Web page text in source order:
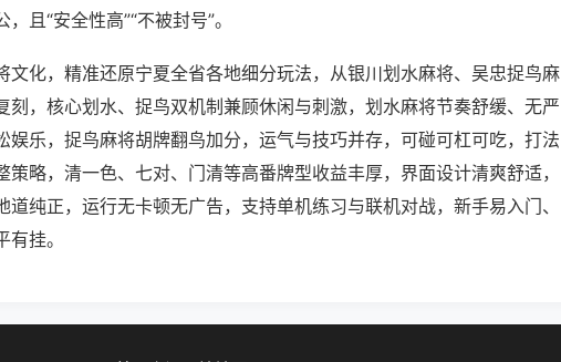
且“安全性高”“不被封号”。
文化，精准还原宁夏全省各地细分玩法，从银川划水麻将、吴忠捉鸟麻
刻，核心划水、捉鸟双机制兼顾休闲与刺激，划水麻将节奏舒缓、无严
娱乐，捉鸟麻将胡牌翻鸟加分，运气与技巧并存，可碰可杠可吃，打法
策略，清一色、七对、门清等高番牌型收益丰厚，界面设计清爽舒适，
道纯正，运行无卡顿无广告，支持单机练习与联机对战，新手易入门、
挂。